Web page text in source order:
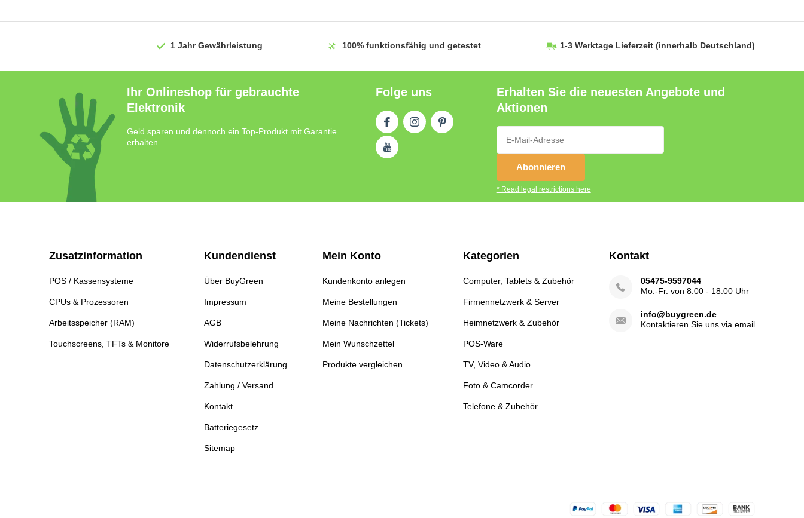
1 JahrGewährleistung 100% funktionsfähig und getestet 1-3 Werktage Lieferzeit (innerhalb Deutschland)
Ihr Onlineshop für gebrauchte
Elektronik
Geld sparen und dennoch ein Top-Produkt mit Garantie
erhalten.
Folge uns
Erhalten Sie die neuesten Angebote und
Aktionen
Abonnieren
* Read legal restrictions here
Zusatzinformation
POS / Kassensysteme
CPUs & Prozessoren
Arbeitsspeicher (RAM)
Touchscreens, TFTs & Monitore
Kundendienst
Über BuyGreen
Impressum
AGB
Widerrufsbelehrung
Datenschutzerklärung
Zahlung / Versand
Kontakt
Batteriegesetz
Sitemap
Mein Konto
Kundenkonto anlegen
Meine Bestellungen
Meine Nachrichten (Tickets)
Mein Wunschzettel
Produkte vergleichen
Kategorien
Computer, Tablets & Zubehör
Firmennetzwerk & Server
Heimnetzwerk & Zubehör
POS-Ware
TV, Video & Audio
Foto & Camcorder
Telefone & Zubehör
Kontakt
05475-9597044
Mo.-Fr. von 8.00 - 18.00 Uhr
info@buygreen.de
Kontaktieren Sie uns via email